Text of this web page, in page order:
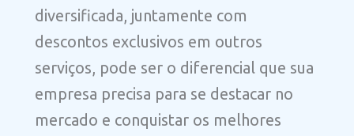
diversificada, juntamente com
descontos exclusivos em outros
serviços, pode ser o diferencial que sua
empresa precisa para se destacar no
mercado e conquistar os melhores